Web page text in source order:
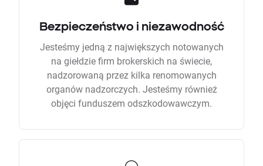
Bezpieczeństwo i niezawodność
Jesteśmy jedną z największych notowanych
na giełdzie firm brokerskich na świecie,
nadzorowaną przez kilka renomowanych
organów nadzorczych. Jesteśmy również
objęci funduszem odszkodowawczym.